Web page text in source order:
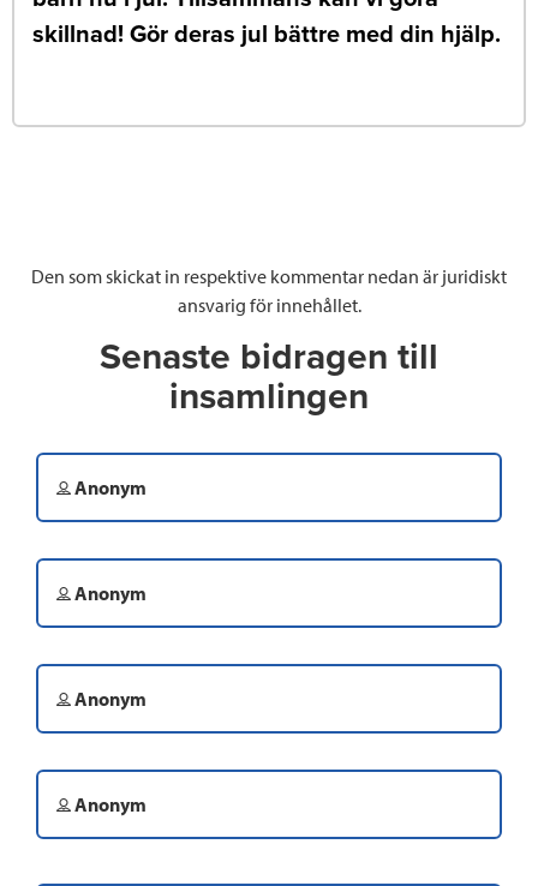
skillnad! Gör deras jul bättre med din hjälp.
Den som skickat in respektive kommentar nedan är juridiskt
ansvarig för innehållet.
Senaste bidragen till
insamlingen
Anonym
Anonym
Anonym
Anonym